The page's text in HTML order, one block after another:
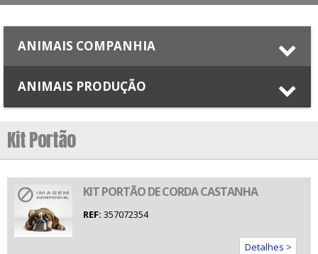
ANIMAIS COMPANHIA
ANIMAIS PRODUÇÃO
Kit Portão
KIT PORTÃO DE CORDA CASTANHA
REF: 357072354
Detalhes >